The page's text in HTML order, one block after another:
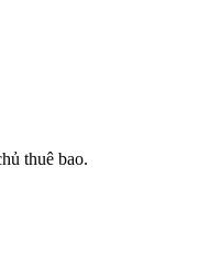
thuê bao.